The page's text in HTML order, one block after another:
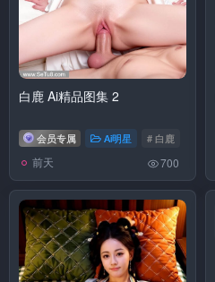
白鹿 Ai精品图集 2
会员专属 Ai明星 # 白鹿
前天 700